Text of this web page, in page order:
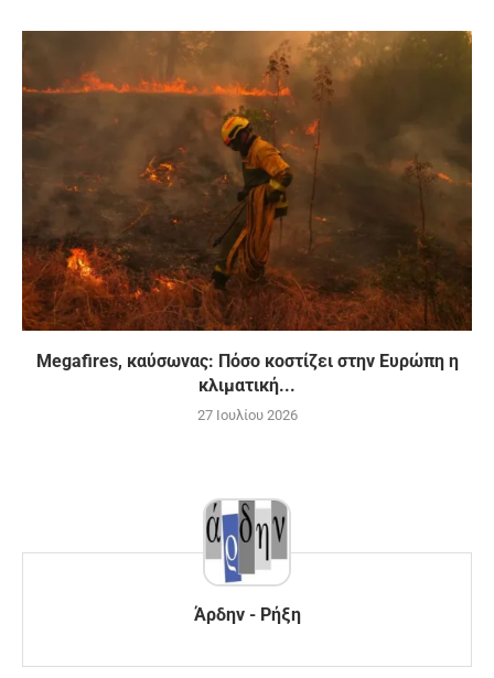
Megafires, καύσωνας: Πόσο κοστίζει στην Ευρώπη η
κλιματική...
27 Ιουλίου 2026
Άρδην - Ρήξη